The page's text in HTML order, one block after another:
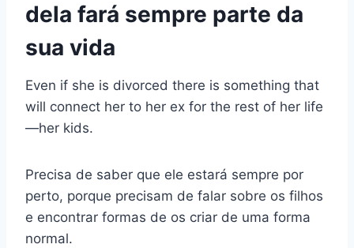
dela fará sempre parte da
sua vida
Even if she is divorced there is something that
will connect her to her ex for the rest of her life
—her kids.
Precisa de saber que ele estará sempre por
perto, porque precisam de falar sobre os filhos
e encontrar formas de os criar de uma forma
normal.